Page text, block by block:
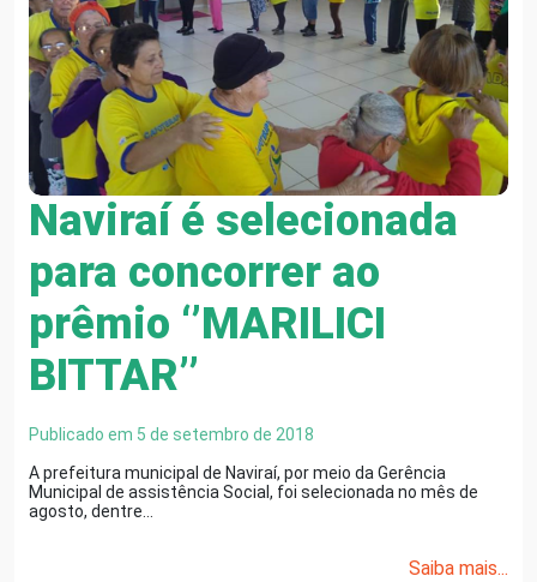
Naviraí é selecionada
para concorrer ao
prêmio ‘’MARILICI
BITTAR’’
Publicado em 5 de setembro de 2018
A prefeitura municipal de Naviraí, por meio da Gerência
Municipal de assistência Social, foi selecionada no mês de
agosto, dentre…
Saiba mais...